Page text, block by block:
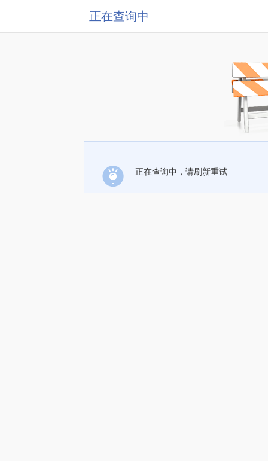
正在查询中
正在查询中，请刷新重试